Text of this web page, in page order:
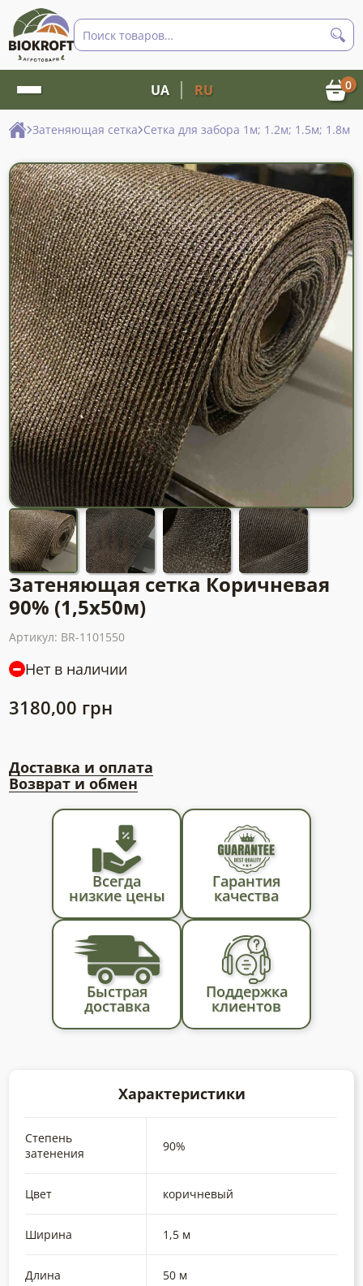
Поиск
товаров
UA RU 0
Затеняющая сетка Сетка для забора 1м; 1.2м; 1.5м; 1.8м
Затеняющая сетка Коричневая
90% (1,5х50м)
Артикул: BR-1101550
Нет в наличии
3180,00 грн
Доставка и оплата
Возврат и обмен
Всегда
низкие цены
Гарантия
качества
Быстрая
доставка
Поддержка
клиентов
Характеристики
Степень
затенения
90%
Цвет коричневый
Ширина 1,5 м
Длина 50 м